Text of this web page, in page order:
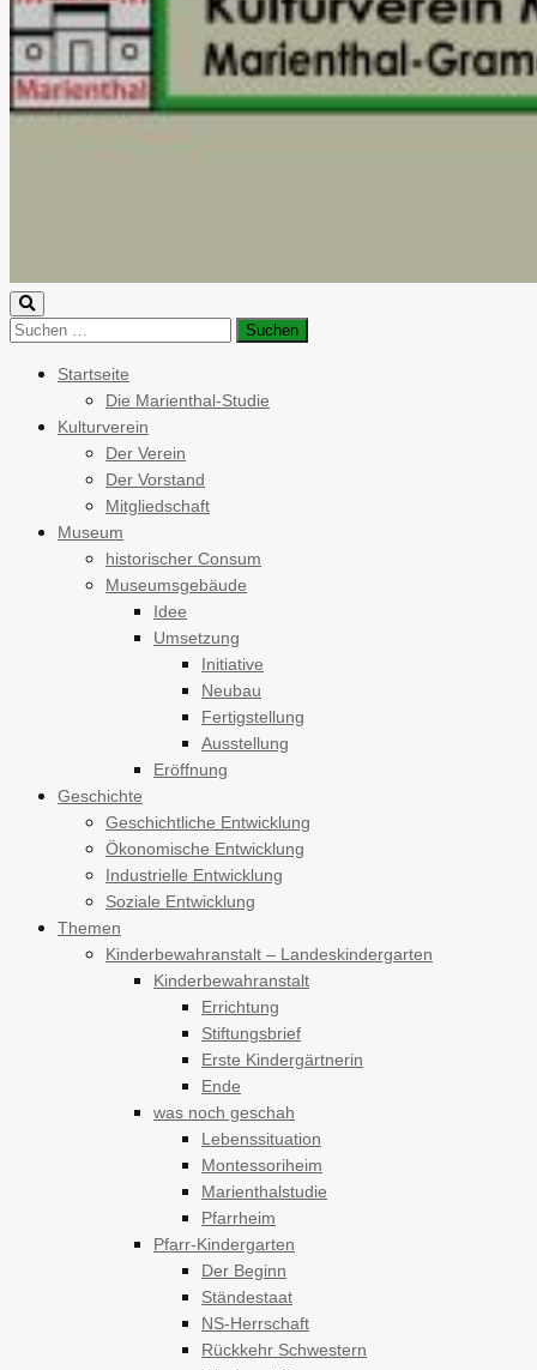
Startseite
Die Marienthal-Studie
Kulturverein
Der Verein
Der Vorstand
Mitgliedschaft
Museum
historischer Consum
Museumsgebäude
Idee
Umsetzung
Initiative
Neubau
Fertigstellung
Ausstellung
Eröffnung
Geschichte
Geschichtliche Entwicklung
Ökonomische Entwicklung
Industrielle Entwicklung
Soziale Entwicklung
Themen
Kinderbewahranstalt – Landeskindergarten
Kinderbewahranstalt
Errichtung
Stiftungsbrief
Erste Kindergärtnerin
Ende
was noch geschah
Lebenssituation
Montessoriheim
Marienthalstudie
Pfarrheim
Pfarr-Kindergarten
Der Beginn
Ständestaat
NS-Herrschaft
Rückkehr Schwestern